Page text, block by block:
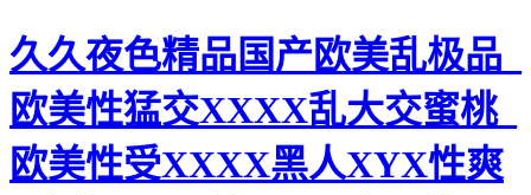
久久夜色精品国产欧美乱极品_
欧美性猛交XXXX乱大交蜜桃_
欧美性受XXXX黑人XYX性爽